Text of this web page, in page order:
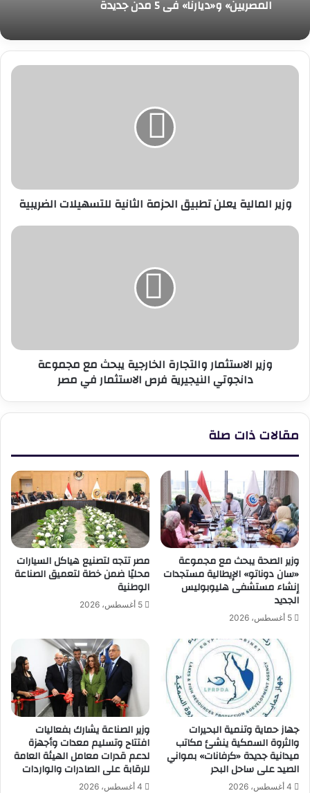
المصريين» و«ديارنا» في 5 مدن جديدة
وزير
وزير المالية يعلن تطبيق الحزمة الثانية للتسهيلات الضريبية
وزير
النيجيرية
وزير الاستثمار والتجارة الخارجية يبحث مع مجموعة
دانجوتي النيجيرية فرص الاستثمار في مصر
مقالات ذات صلة
وزير الصحة يبحث مع مجموعة
«سان دوناتو» الإيطالية مستجدات
إنشاء مستشفى هليوبوليس
الجديد
5 أغسطس، 2026
مصر تتجه لتصنيع هياكل السيارات
محليًا ضمن خطة لتعميق الصناعة
الوطنية
5 أغسطس، 2026
جهاز حماية وتنمية البحيرات
والثروة السمكية ينشئ مكاتب
ميدانية جديدة «كرفانات» بمواني
الصيد على ساحل البحر
4 أغسطس، 2026
وزير الصناعة يشارك بفعاليات
افتتاح وتسليم معدات وأجهزة
لدعم قدرات معامل الهيئة العامة
للرقابة على الصادرات والواردات
4 أغسطس، 2026